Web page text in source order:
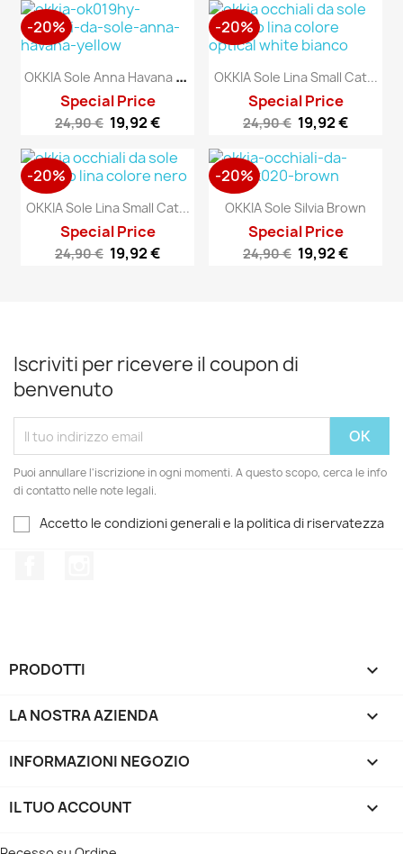
O
KKIA Sole Anna Havana Yellow
Special Price
24,90 € 19,92 €
-20%
OKKIA Sole Lina Small Cat...
Special Price
24,90 € 19,92 €
-20%
OKKIA Sole Lina Small Cat...
Special Price
24,90 € 19,92 €
-20%
OKKIA Sole Silvia Brown
Special Price
24,90 € 19,92 €
-20%
Iscriviti per ricevere il coupon di
benvenuto
Puoi annullare l'iscrizione in ogni momenti. A questo scopo, cerca le info
di contatto nelle note legali.
Accetto le condizioni generali e la politica di riservatezza
PRODOTTI 
LA NOSTRA AZIENDA 
INFORMAZIONI NEGOZIO keyboard_arrow_down
IL TUO ACCOUNT 